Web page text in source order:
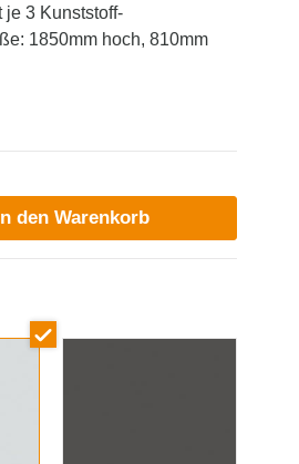
je 3 Kunststoff-
1850mm hoch, 810mm
den Warenkorb